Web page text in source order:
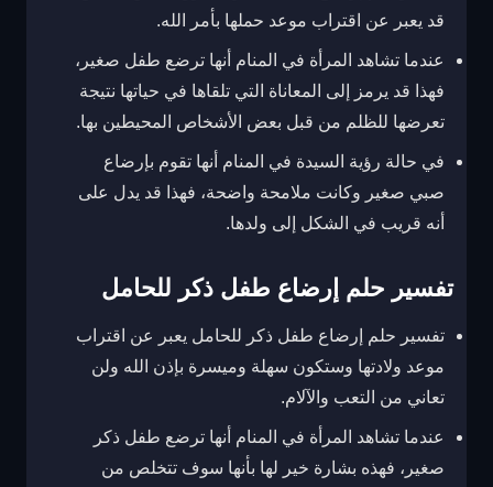
قد يعبر عن اقتراب موعد حملها بأمر الله.
عندما تشاهد المرأة في المنام أنها ترضع طفل صغير،
فهذا قد يرمز إلى المعاناة التي تلقاها في حياتها نتيجة
تعرضها للظلم من قبل بعض الأشخاص المحيطين بها.
في حالة رؤية السيدة في المنام أنها تقوم بإرضاع
صبي صغير وكانت ملامحة واضحة، فهذا قد يدل على
أنه قريب في الشكل إلى ولدها.
تفسير حلم إرضاع طفل ذكر للحامل
تفسير حلم إرضاع طفل ذكر للحامل يعبر عن اقتراب
موعد ولادتها وستكون سهلة وميسرة بإذن الله ولن
تعاني من التعب والآلام.
عندما تشاهد المرأة في المنام أنها ترضع طفل ذكر
صغير، فهذه بشارة خير لها بأنها سوف تتخلص من